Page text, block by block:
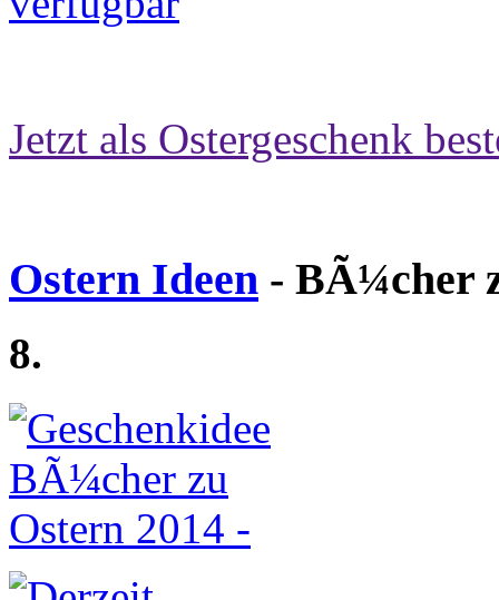
Jetzt als Ostergeschenk
Ostern Ideen - BÃ¼cher
8.